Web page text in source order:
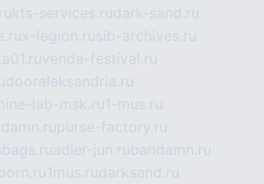
kts-services.rudark-sand.ru
x-legion.rusib-archives.ru
venda-festival.ru
dooraleksandria.ru
lab-msk.ru1-mus.ru
purse-factory.ru
adler-jun.rubandamn.ru
1mus.rudarksand.ru